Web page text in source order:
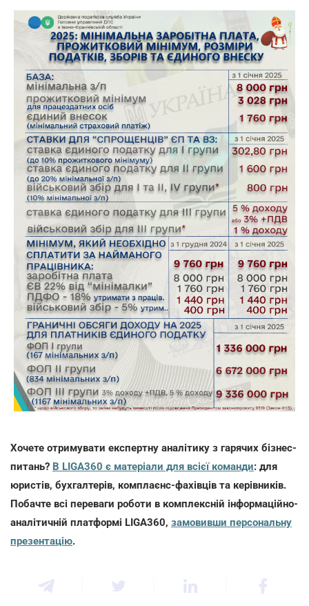
Хочете отримувати експертну аналітику з гарячих бізнес-
питань? В LIGA360 є матеріали для всієї команди: для
юристів, бухгалтерів, комплаєнс-фахівців та керівників.
Побачте всі переваги роботи в комплексній інформаційно-
аналітичній платформі LIGA360, замовивши персональну
презентацію.